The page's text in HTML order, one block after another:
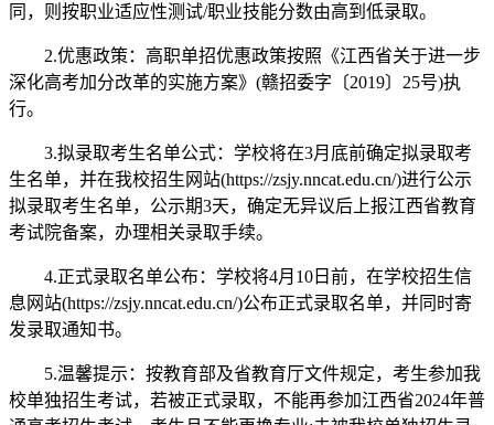
同，则按职业适应性测试/职业技能分数由高到低录取。
2.优惠政策：高职单招优惠政策按照《江西省关于进一步
深化高考加分改革的实施方案》(赣招委字〔2019〕25号)执
行。
3.拟录取考生名单公式：学校将在3月底前确定拟录取考
生名单，并在我校招生网站(https://zsjy.nncat.edu.cn/)进行公示
拟录取考生名单，公示期3天，确定无异议后上报江西省教育
考试院备案，办理相关录取手续。
4.正式录取名单公布：学校将4月10日前，在学校招生信
息网站(https://zsjy.nncat.edu.cn/)公布正式录取名单，并同时寄
发录取通知书。
5.温馨提示：按教育部及省教育厅文件规定，考生参加我
校单独招生考试，若被正式录取，不能再参加江西省2024年普